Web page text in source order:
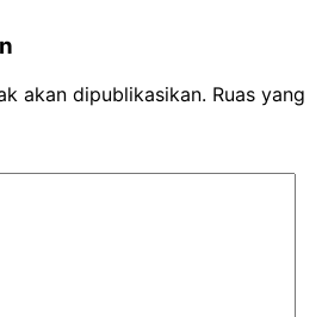
akan dipublikasikan. Ruas yang